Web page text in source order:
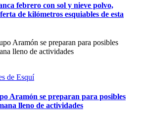
febrero con sol y nieve polvo,
de kilómetros esquiables de esta
de Esquí
Aramón se preparan para posibles
lleno de actividades